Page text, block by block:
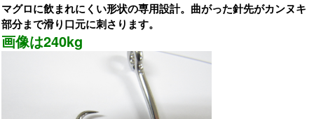
マグロに飲まれにくい形状の専用設計。曲がった針先がカンヌキ
部分まで滑り口元に刺さります。
画像は240kg